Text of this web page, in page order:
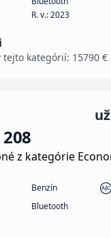
R. v.: 2023
tejto kategórií: 15790 €
z kategórie
Benzín
Bluetooth